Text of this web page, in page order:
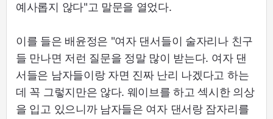
예사롭지 않다"고 말문을 열었다.
이를 들은 배윤정은 "여자 댄서들이 술자리나 친구
들 만나면 저런 질문을 정말 많이 받는다. 여자 댄
서들은 남자들이랑 자면 진짜 난리 나겠다고 하는
데 꼭 그렇지만은 않다. 웨이브를 하고 섹시한 의상
을 입고 있으니까 남자들은 여자 댄서랑 잠자리를